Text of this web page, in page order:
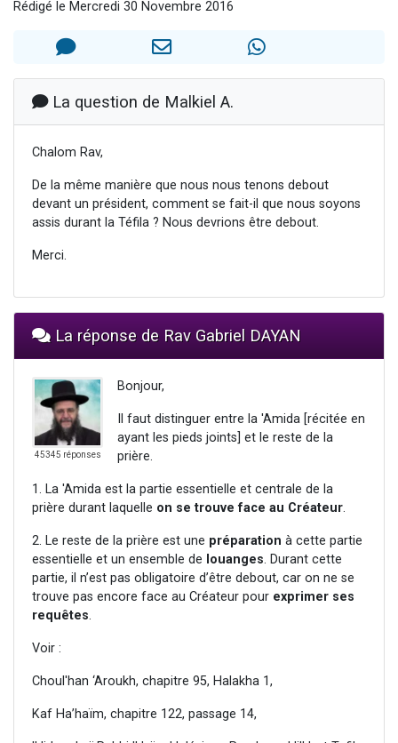
Il reste 49 places pour étudier en groupe sur Zoom
Eva vient de donner son Maasser
3 personnes viennent de faire un don pour Événements Torah-Box
Rédigé le Mercredi 30 Novembre 2016
La question de Malkiel A.
Chalom Rav,
De la même manière que nous nous tenons debout
devant un président, comment se fait-il que nous soyons
assis durant la Téfila ? Nous devrions être debout.
Merci.
La réponse de Rav Gabriel DAYAN
45345 réponses
Bonjour,
Il faut distinguer entre la 'Amida [récitée en
ayant les pieds joints] et le reste de la
prière.
1. La 'Amida est la partie essentielle et centrale de la
prière durant laquelle on se trouve face au Créateur.
2. Le reste de la prière est une préparation à cette partie
essentielle et un ensemble de louanges. Durant cette
partie, il n’est pas obligatoire d’être debout, car on ne se
trouve pas encore face au Créateur pour exprimer ses
requêtes.
Voir :
Choul'han ‘Aroukh, chapitre 95, Halakha 1,
Kaf Ha’haïm, chapitre 122, passage 14,